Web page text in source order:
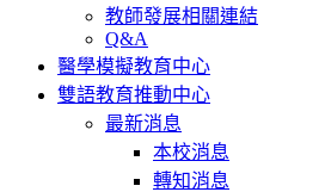
教師發展相關連結
Q&A
醫學模擬教育中心
雙語教育推動中心
最新消息
本校消息
轉知消息